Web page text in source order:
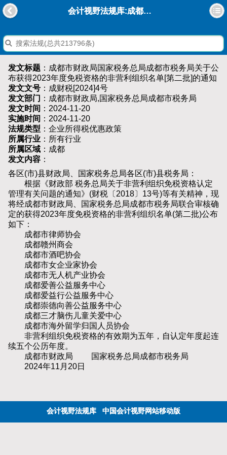
会计视野法规库:成都市财政局国家税务总局成都市税务局关于公布获得2023年度免税资格的非营利组织名单[第二批]的通知
发文标题 ：成都市财政局国家税务总局成都市税务局关于公
布获得2023年度免税资格的非营利组织名单[第二批]的通知
发文文号 ：成财税[2024]4号
发文部门 ：成都市财政局,国家税务总局成都市税务局
发文时间 ：2024-11-20
实施时间 ：2024-11-20
法规类型 ：企业所得税优惠政策
所属行业 ：所有行业
所属区域 ：成都
发文内容 ：
各区(市)县财政局、国家税务总局各区(市)县税务局：
根据《财政部 税务总局关于非营利组织免税资格认定
管理有关问题的通知》(财税〔2018〕13号)等有关精神，现
将经成都市财政局、国家税务总局成都市税务局联合审核确
定的获得2023年度免税资格的非营利组织名单(第二批)公布
如下：
成都市律师协会
成都赣州商会
成都市酒吧协会
成都市女企业家协会
成都市无人机产业协会
成都爱善公益服务中心
成都爱益行公益服务中心
成都崇德向善公益服务中心
成都三才脑伤儿童关爱中心
成都市海外留学归国人员协会
非营利组织免税资格的有效期为五年，自认定年度起连
续五个公历年度。
成都市财政局 国家税务总局成都市税务局
2024年11月20日
会计视野法规库 中国会计视野网站移动版